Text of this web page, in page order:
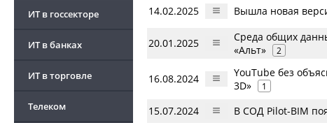
ИТ в госсекторе
ИТ в банках
ИТ в торговле
Телеком
14.02.2025 Вышла новая
20.01.2025
Среда общих
«Альт»
2
16.08.2024
YouTube без
3D»
1
15.07.2024 В СОД Pilot-BIM